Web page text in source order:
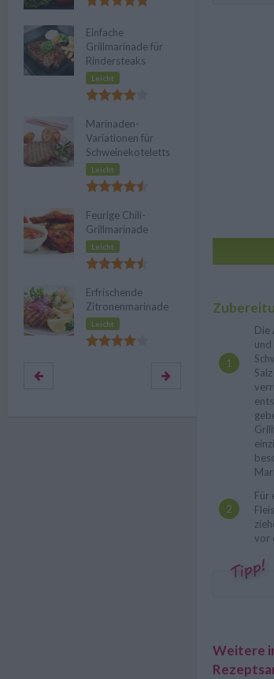
Die
Für
vor
Weitere
Einfache
Grillmarinade für
Rindersteaks
Leicht
Marinaden-
Variationen für
Schweinekoteletts
Leicht
Feurige Chili-
Grillmarinade
Leicht
Erfrischende
Zitronenmarinade
Leicht